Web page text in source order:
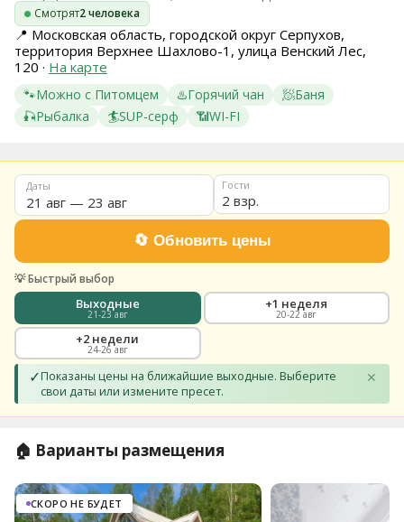
Смотрят2 человека
📍 Московская область, городской округ Серпухов,
территория Верхнее Шахлово-1, улица Венский Лес,
120 · На карте
🐾Можно с Питомцем ♨️Горячий чан 🧖Баня
🎣Рыбалка 🏄SUP-серф 📶WI-FI
Даты Гости
2 взр.
💡 Быстрый выбор
Выходные
21-23 авг
+1 неделя
20-22 авг
+2 недели
24-26 авг
✓Показаны цены на ближайшие выходные. Выберите
свои даты или измените пресет.
✕
🏠 Варианты размещения
СКОРО НЕ БУДЕТ